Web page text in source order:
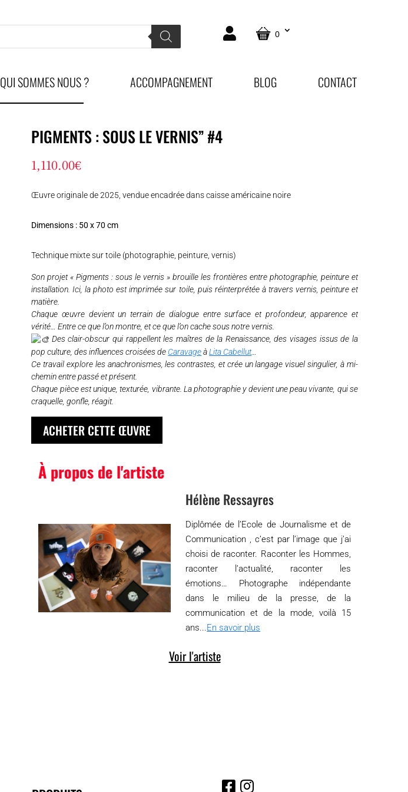
0
QUI SOMMES NOUS ? ACCOMPAGNEMENT BLOG CONTACT
PIGMENTS : SOUS LE VERNIS” #4
1,110.00€
Œuvre originale de 2025, vendue encadrée dans caisse américaine noire
Dimensions : 50 x 70 cm
Technique mixte sur toile (photographie, peinture, vernis)
Son projet « Pigments : sous le vernis » brouille les frontières entre photographie, peinture et
installation. Ici, la photo est imprimée sur toile, puis réinterprétée à travers vernis, peinture et
matière.
Chaque œuvre devient un terrain de dialogue entre surface et profondeur, apparence et
vérité… Entre ce que l’on montre, et ce que l’on cache sous notre vernis.
Des clair-obscur qui rappellent les maîtres de la Renaissance, des visages issus de la
pop culture, des influences croisées de CaravageàLita Cabellut…
Ce travail explore les anachronismes, les contrastes, et crée un langage visuel singulier, à mi-
chemin entre passé et présent.
Chaque pièce est unique, texturée, vibrante. La photographie y devient une peau vivante, qui se
craquelle, gonfle, réagit.
ACHETER CETTE ŒUVRE
À propos de l'artiste
Hélène Ressayres
Diplômée de l’Ecole de Journalisme et de
Communication , c’est par l’image que j’ai
choisi de raconter. Raconter les Hommes,
raconter l’actualité, raconter les
émotions… Photographe indépendante
dans le milieu de la presse, de la
communication et de la mode, voilà 15
ans...En savoir plus
Voir l'artiste